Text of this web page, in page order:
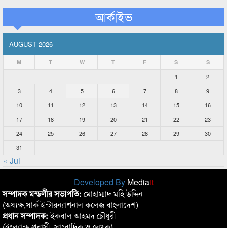
আর্কাইভ
AUGUST 2026
M T W T F S S
1
2
3
4 5 6 7 8
9
10
11 12 13 14 15
16
17
18 19 20 21 22
23
24
25 26 27 28 29
30
31
« Jul
Developed By Mediait
সম্পাদক মন্ডলীর সভাপতি: মোহাম্মাদ মহি উদ্দিন
(অধ্যক্ষ,সার্ক ইন্টারন্যাশনাল কলেজ বাংলাদেশ)
প্রধান সম্পাদক:ইকবাল আহমদ চৌধুরী